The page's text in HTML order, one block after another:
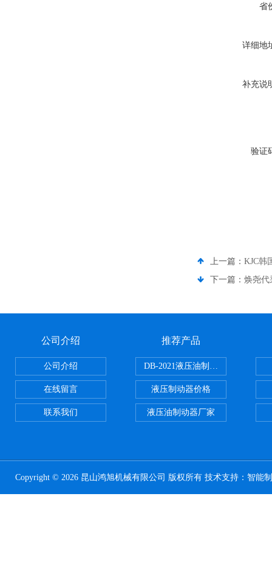
省
详细地
补充说
验证
上一篇： KJC韩
下一篇： 焕尧代
公司介绍
公司介绍
在线留言
联系我们
推荐产品
DB-2021液压油制动器
液压制动器价格
液压油制动器厂家
Copyright © 2026 昆山鸿旭机械有限公司 版权所有 技术支持： 智能